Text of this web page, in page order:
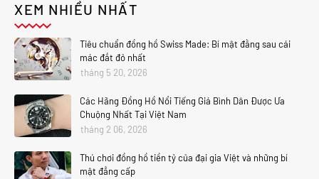
XEM NHIỀU NHẤT
Tiêu chuẩn đồng hồ Swiss Made: Bí mật đằng sau cái
mác đắt đỏ nhất
tháng 5 20, 2026
Các Hãng Đồng Hồ Nổi Tiếng Giá Bình Dân Được Ưa
Chuộng Nhất Tại Việt Nam
tháng 2 06, 2026
Thú chơi đồng hồ tiền tỷ của đại gia Việt và những bí
mật đẳng cấp